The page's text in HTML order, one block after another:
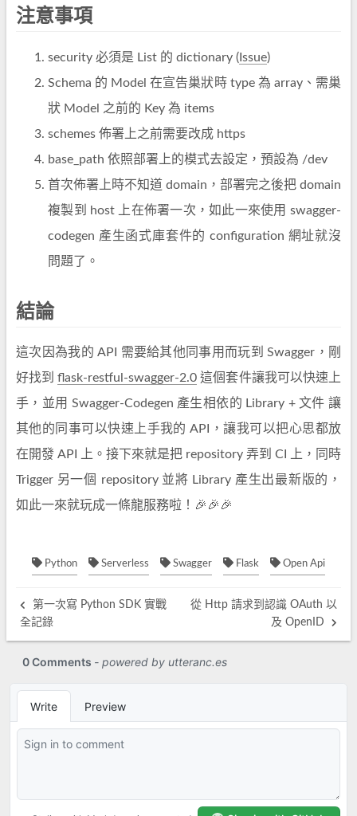
注意事項
security 必須是 List 的 dictionary ( Issue)
Schema 的 Model 在宣告巢狀時 type 為 array、需巢
狀 Model 之前的 Key 為 items
schemes 佈署上之前需要改成 https
base_path 依照部署上的模式去設定，預設為 /dev
首次佈署上時不知道 domain，部署完之後把 domain
複製到 host 上在佈署一次，如此一來使用 swagger-
codegen 產生函式庫套件的 configuration 網址就沒
問題了。
結論
這次因為我的 API 需要給其他同事用而玩到 Swagger，剛
好找到flask-restful-swagger-2.0 這個套件讓我可以快速上
手，並用 Swagger-Codegen 產生相依的 Library + 文件 讓
其他的同事可以快速上手我的 API，讓我可以把心思都放
在開發 API 上。接下來就是把 repository 弄到 CI 上，同時
Trigger 另一個 repository 並將 Library 產生出最新版的，
如此一來就玩成一條龍服務啦！🎉🎉🎉
Python Serverless Swagger Flask Open Api
第一次寫 Python SDK 實戰
全記錄
從 Http 請求到認識 OAuth 以
及 OpenID